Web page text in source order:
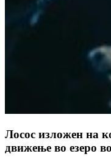
Лосос изложен на
движење во езеро